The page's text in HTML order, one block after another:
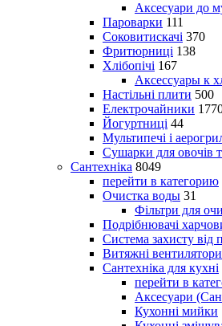
Аксесуари до
Пароварки 111
Соковитискачі 370
Фритюрниці 138
Хлібопічі 167
Аксессуары к
Настільні плити 500
Електрочайники
Йогуртниці 44
Мультипечі і
Сушарки для овочів
Сантехніка 8049
перейти в категорию
Очистка воды 31
Фільтри для
Подрібнювачі
Система захисту від
Витяжні вентилятори
Сантехніка для кухні
перейти в
Аксесуари
Кухонні мийки